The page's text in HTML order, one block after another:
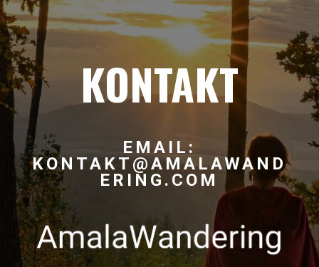
KONTAKT
EMAIL:
KONTAKT@AMALAWAND
ERING.COM